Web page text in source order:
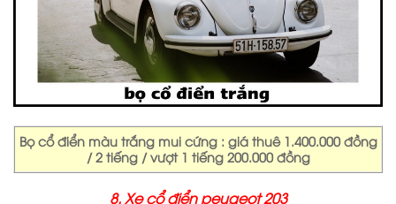
Bọ cổ điển màu trắng mui cứng : giá thuê 1.400.000 đồng
/ 2 tiếng / vượt 1 tiếng 200.000 đồng
8. Xe cổ điển peugeot 203